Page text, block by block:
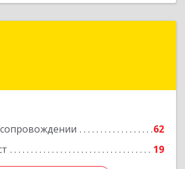
62
19
Респ, Глазов г, Сибирская